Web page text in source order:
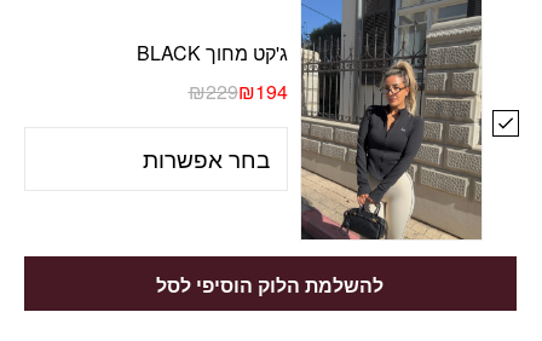
ג'קט מחוך BLACK
₪229₪194
להשלמת הלוק הוסיפי לסל